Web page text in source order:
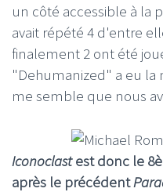
un côté accessible à la
avait répété 4 d'entre
finalement 2 ont été
"Dehumanized" a eu la
me semble que nous
Iconoclastest donc le
après le précédent